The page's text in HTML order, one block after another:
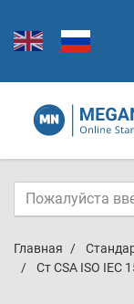
Главная
Ст CSA ISO IEC